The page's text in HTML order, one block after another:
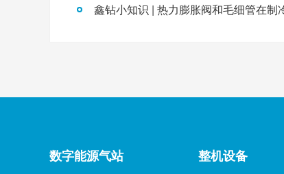
数字能源气站 整机设备